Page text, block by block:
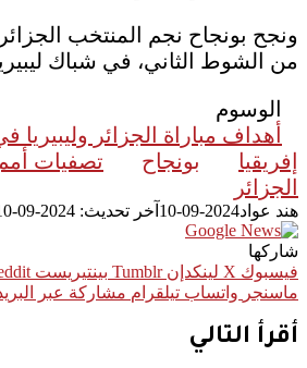
من الشوط الثاني، في شباك
الوسوم
أهداف مباراة الجزائر
إفريقيا
بونجاح تصفيات أمم
الجزائر
هند عواد2024-09-10 آخر تحديث: 2024-09-10
شاركها
فيسبوك ‫X لينكدإن بينتيريست
ماسنجر واتساب تيلقرام مشاركة عبر
أقرأ التالي